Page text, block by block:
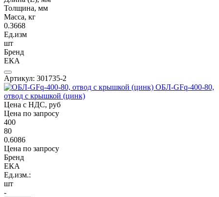
Толщина, мм
Масса, кг
0.3668
Ед.изм
шт
Бренд
ЕКА
Артикул: 301735-2
ОБЛ-GFq-400-80,
отвод с крышкой (цинк)
Цена с НДС, руб
Цена по запросу
400
80
0.6086
Цена по запросу
Бренд
ЕКА
Ед.изм.:
шт
-